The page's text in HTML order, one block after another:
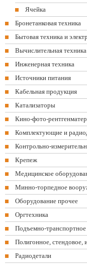
Ячейка
Бронетанковая техника
Бытовая техника и
Вычислительная техника
Инженерная техника
Источники питания
Кабельная продукция
Катализаторы
Кино-фото-
Комплектующие и
Контрольно-
Крепеж
Медицинское
Минно-торпедное
Оборудование прочее
Оргтехника
Подъемно-
Полигонное, стендовое,
Радиодетали